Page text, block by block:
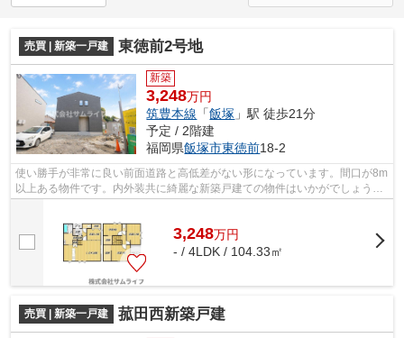
売買 | 新築一戸建 東徳前2号地
新築
3,248万円
筑豊本線 「飯塚 」駅 徒歩21分
予定 / 2階建
福岡県飯塚市東徳前18-2
使い勝手が非常に良い前面道路と高低差がない形になっています。間口が8m
以上ある物件です。内外装共に綺麗な新築戸建ての物件はいかがでしょう
か。気密性の高い2×4工法となっており防...
3,248万円
- / 4LDK / 104.33㎡
売買 | 新築一戸建 菰田西新築戸建